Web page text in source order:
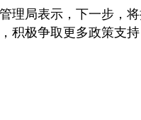
理局表示，下一步，
积极争取更多政策支